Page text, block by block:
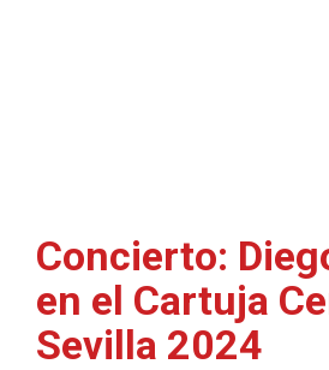
Concierto:
en el Cartuja
Sevilla 2024